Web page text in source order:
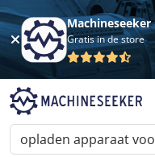
Machineseeker
Gratis in de store